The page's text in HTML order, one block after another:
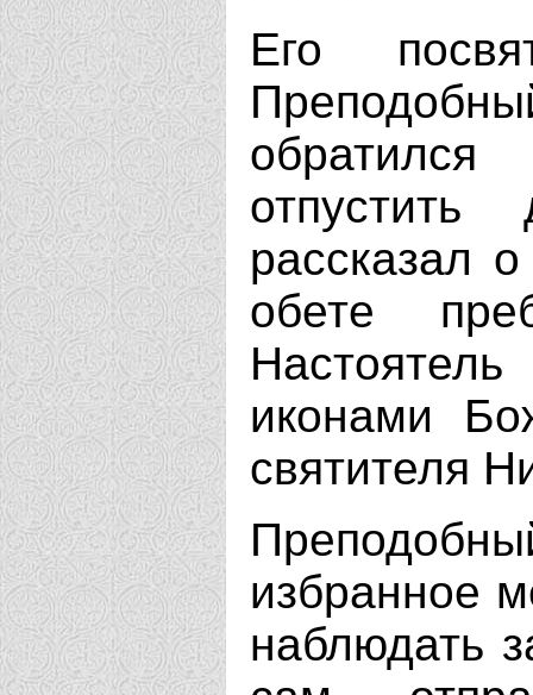
Его
рассказал
обете
Настоятель
иконами
святителя
избранное
наблюдать